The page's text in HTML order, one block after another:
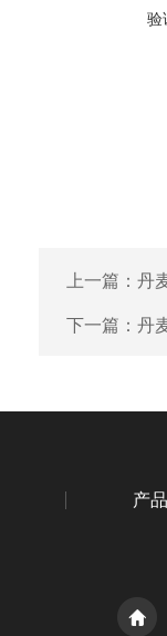
验
上一篇： 丹
下一篇： 丹
产